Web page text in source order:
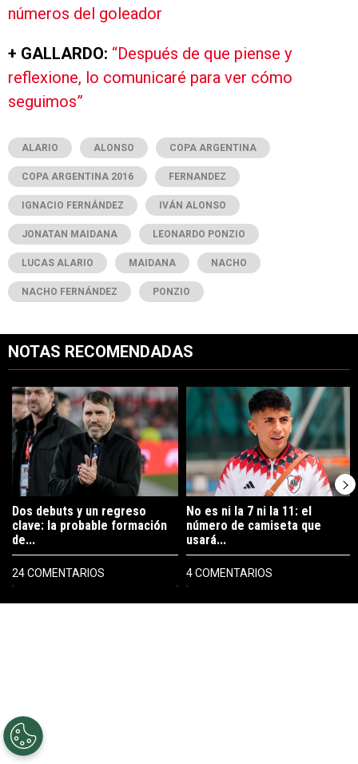
números del goleador
+ GALLARDO: “Después de que piense y
reflexione, lo comunicaré para ver cómo
seguimos”
ALARIO ALONSO COPA ARGENTINA
COPA ARGENTINA 2016 FERNANDEZ
IGNACIO FERNÁNDEZ IVÁN ALONSO
JONATAN MAIDANA LEONARDO PONZIO
LUCAS ALARIO MAIDANA NACHO
NACHO FERNÁNDEZ PONZIO
NOTAS RECOMENDADAS
PUBLICIDAD
Un artículo de tendencia con el título "Dos debuts y un regreso
Dos debuts y un regreso
clave: la probable formación
de...
24 COMENTARIOS
Un artículo de tendencia con el
No es ni la 7 ni la 11: el
número de camiseta que
usará...
4 COMENTARIOS